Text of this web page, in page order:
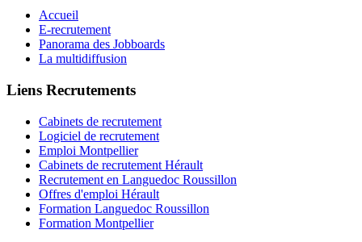
Accueil
E-recrutement
Panorama des Jobboards
La multidiffusion
Liens Recrutements
Cabinets de recrutement
Logiciel de recrutement
Emploi Montpellier
Cabinets de recrutement Hérault
Recrutement en Languedoc Roussillon
Offres d'emploi Hérault
Formation Languedoc Roussillon
Formation Montpellier